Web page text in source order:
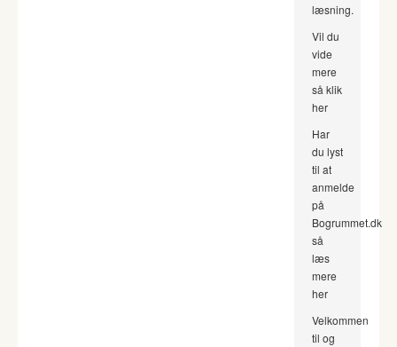
læsning.
Vil du
vide
mere
så klik
her
Har
du lyst
til at
anmelde
på
Bogrummet.dk
så
læs
mere
her
Velkommen
til og